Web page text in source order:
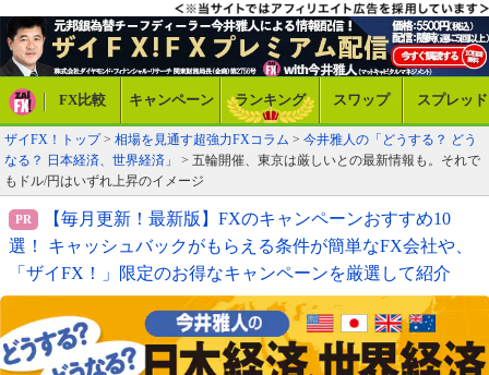
FX比較 キャンペーン ランキング スワップ スプレッド
ザイFX！トップ> 相場を見通す超強力FXコラム > 今井雅人の「どうする？ どう
なる？ 日本経済、世界経済」
> 五輪開催、東京は厳しいとの最新情報も。それで
もドル/円はいずれ上昇のイメージ
【毎月更新！最新版】FXのキャンペーンおすすめ10
選！ キャッシュバックがもらえる条件が簡単なFX会社や、
「ザイFX！」限定のお得なキャンペーンを厳選して紹介